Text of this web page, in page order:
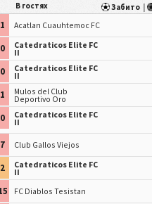
В гостях Забито
Acatlan Cuauhtemoc FC
Catedraticos Elite FC
II
Catedraticos Elite FC
II
Mulos del Club
Deportivo Oro
Catedraticos Elite FC
II
Club Gallos Viejos
Catedraticos Elite FC
II
FC Diablos Tesistan